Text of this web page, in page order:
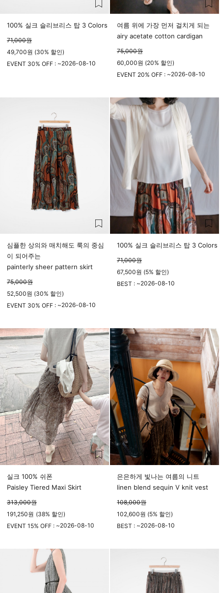
100% 실크 슬리브리스 탑 3 Colors
71,000원
49,700원 (30% 할인)
EVENT 30% OFF : ~2026-08-10
여름 위에 가장 먼저 걸치게 되는
airy acetate cotton cardigan
75,000원
60,000원 (20% 할인)
EVENT 20% OFF : ~2026-08-10
심플한 상의와 매치해도 룩의 중심
이 되어주는
painterly sheer pattern skirt
75,000원
52,500원 (30% 할인)
EVENT 30% OFF : ~2026-08-10
100% 실크 슬리브리스 탑 3 Colors
71,000원
67,500원 (5% 할인)
BEST : ~2026-08-10
실크 100% 쉬폰
Paisley Tiered Maxi Skirt
313,000원
191,250원 (38% 할인)
EVENT 15% OFF : ~2026-08-10
은은하게 빛나는 여름의 니트
linen blend sequin V knit vest
108,000원
102,600원 (5% 할인)
BEST : ~2026-08-10